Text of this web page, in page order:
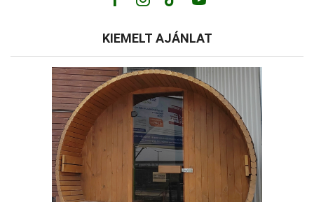
Facebook
Instagram
Tik-
tok
Youtube
KIEMELT AJÁNLAT